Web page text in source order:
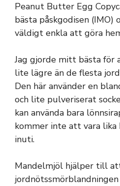
Peanut Butter Egg
bästa påskgodisen (IMO)
väldigt enkla att göra
Jag gjorde mitt bästa för
lite lägre än de flesta
Den här använder en
och lite pulveriserat
kan använda bara
kommer inte att vara lika
inuti.
Mandelmjöl hjälper till
jordnötssmörblandningen